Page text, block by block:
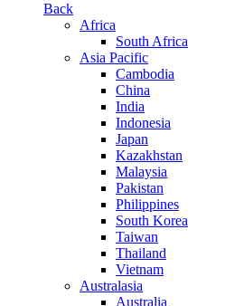
Back
Africa
South Africa
Asia Pacific
Cambodia
China
India
Indonesia
Japan
Kazakhstan
Malaysia
Pakistan
Philippines
South Korea
Taiwan
Thailand
Vietnam
Australasia
Australia